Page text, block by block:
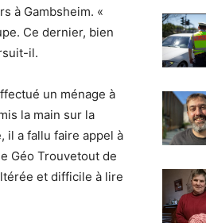
à Gambsheim. «
Ce dernier, bien
il.
un ménage à
la main sur la
il a fallu faire appel à
Géo Trouvetout de
et difficile à lire